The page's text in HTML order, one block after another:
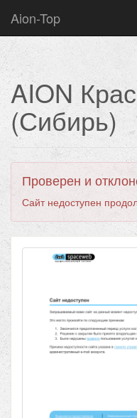
Aion-Top
AION
(Сибирь)
Проверен и
Сайт недоступен